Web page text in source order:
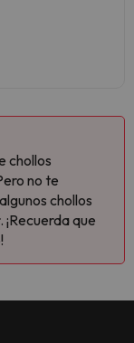
chollos
no te
chollos
que